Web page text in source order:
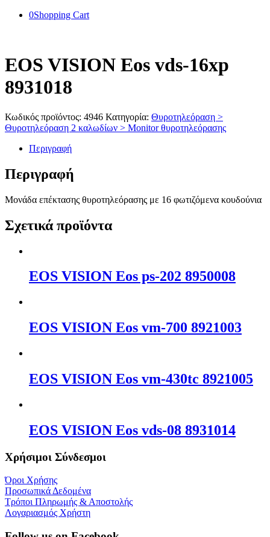
0Shopping Cart
EOS VISION Eos vds-16xp
8931018
Κωδικός προϊόντος: 4946 Κατηγορία: Θυροτηλεόραση >
Θυροτηλεόραση 2 καλωδίων > Μonitor θυροτηλεόρασης
Περιγραφή
Περιγραφή
Μονάδα επέκτασης θυροτηλεόρασης με 16 φωτιζόμενα κουδούνια
Σχετικά προϊόντα
EOS VISION Eos ps-202 8950008
EOS VISION Eos vm-700 8921003
EOS VISION Eos vm-430tc 8921005
EOS VISION Eos vds-08 8931014
Χρήσιμοι Σύνδεσμοι
Όροι Χρήσης
Προσωπικά Δεδομένα
Τρόποι Πληρωμής & Αποστολής
Λογαριασμός Χρήστη